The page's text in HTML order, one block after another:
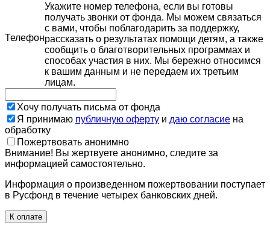
Телефон
Укажите номер телефона, если вы готовы
получать звонки от фонда. Мы можем связаться
с вами, чтобы поблагодарить за поддержку,
рассказать о результатах помощи детям, а также
сообщить о благотворительных программах и
способах участия в них. Мы бережно относимся
к вашим данным и не передаем их третьим
лицам.
Хочу получать письма от фонда
Я принимаю публичную оферту и даю согласие на
обработку
Пожертвовать анонимно
Внимание! Вы жертвуете анонимно, следите за
информацией самостоятельно.
Информация о произведенном пожертвовании поступает
в Русфонд в течение четырех банковских дней.
К оплате